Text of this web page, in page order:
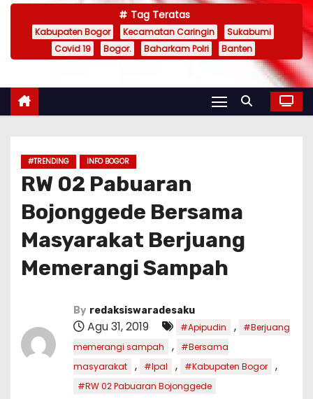
Tag Teratas
Kabupaten Bogor Kecamatan Caringin
Sukabumi
Covid 19
Bogor. Baharkam Polri Banten
#TRENDING INFO BOGOR
RW 02 Pabuaran
Bojonggede Bersama
Masyarakat Berjuang
Memerangi Sampah
By redaksiswaradesaku
Agu 31, 2019 #Apipudin ,
#Berjuang
memerangi sampah
,
#Bersama
masyarakat
, #Ipal , #Kabupaten Bogor ,
#RW 02 Pabuaran Bojonggede